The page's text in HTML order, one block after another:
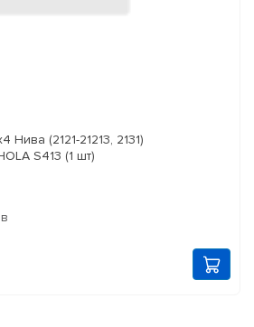
Нива (2121-21213, 2131)
S413 (1 шт)